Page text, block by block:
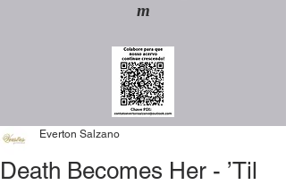
m
Death Becomes Her - ’Til
Everton Salzano